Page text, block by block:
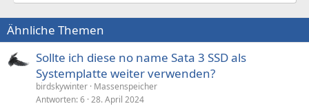
Ähnliche Themen
Sollte ich diese no name Sata 3 SSD als
Systemplatte weiter verwenden?
birdskywinter Massenspeicher
Antworten 6 28. April 2024